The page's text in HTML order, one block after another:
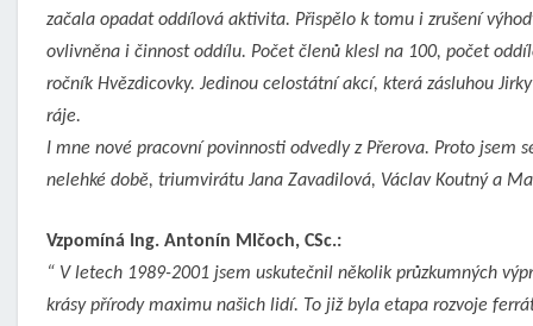
začala opadat oddílová aktivita. Přispělo k tomu i zrušení
ovlivněna i činnost oddílu. Počet členů klesl na 100, počet
ročník Hvězdicovky. Jedinou celostátní akcí, která zásluhou
ráje.
I mne nové pracovní povinnosti odvedly z Přerova. Proto jsem
nelehké době, triumvirátu Jana Zavadilová, Václav Koutný a
Vzpomíná Ing. Antonín Mlčoch, CSc.:
“ V letech 1989-2001 jsem uskutečnil několik průzkumných
krásy přírody maximu našich lidí. To již byla etapa rozvoje